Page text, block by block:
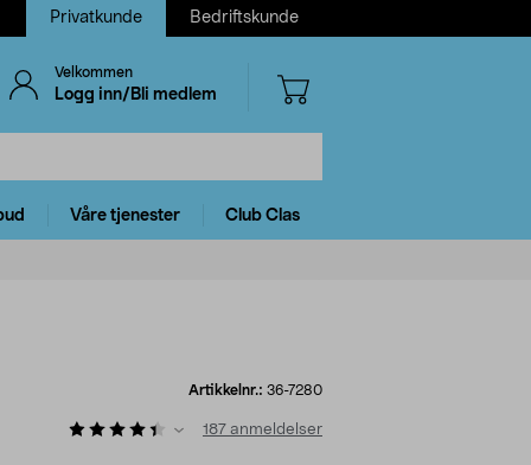
Privatkunde Bedriftskunde
Velkommen
Logg inn/Bli medlem
Våre tjenester Club Clas
Artikkelnr.: 36-7280
187 anmeldelser